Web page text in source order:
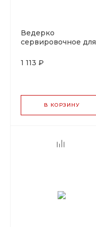
Ведерко
сервировочное для
см, P.L. Proff Cuisine
1 113 ₽
В КОРЗИНУ